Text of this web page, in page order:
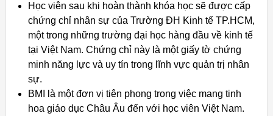
Học viên sau khi hoàn thành khóa học sẽ được cấp
chứng chỉ nhân sự của Trường ĐH Kinh tế TP.HCM,
một trong những trường đại học hàng đầu về kinh tế
tại Việt Nam. Chứng chỉ này là một giấy tờ chứng
minh năng lực và uy tín trong lĩnh vực quản trị nhân
sự.
BMI là một đơn vị tiên phong trong việc mang tinh
hoa giáo dục Châu Âu đến với học viên Việt Nam.